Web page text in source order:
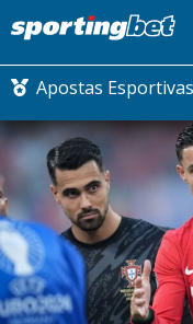
Apostas Esportivas
CONMEBOL
FUTEBOL
FUTEBOL